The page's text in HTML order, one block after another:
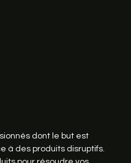
dont le but est
à des produits disruptifs.